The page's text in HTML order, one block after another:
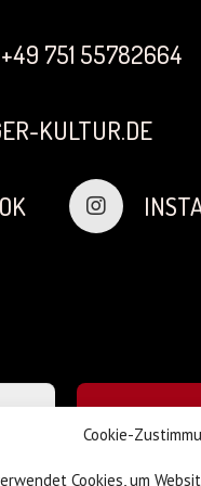
Cookie-
Cookies, um
+49 751 55782664
KULTUR.DE